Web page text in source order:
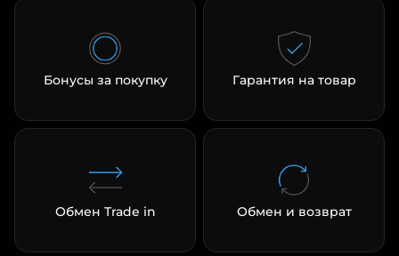
Бонусы за покупку Гарантия на товар
Обмен Trade in Обмен и возврат